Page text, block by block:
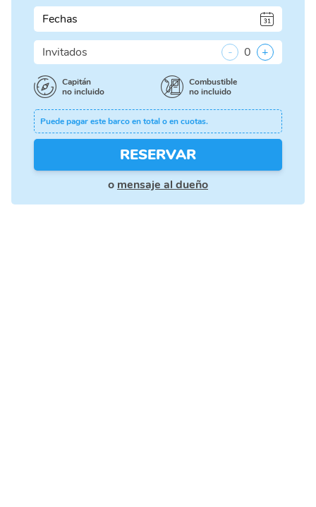
Fechas
Invitados - 0 +
Capitán
no incluido
Combustible
no incluido
Puede pagar este barco en total o en cuotas.
RESERVAR
o mensaje al dueño